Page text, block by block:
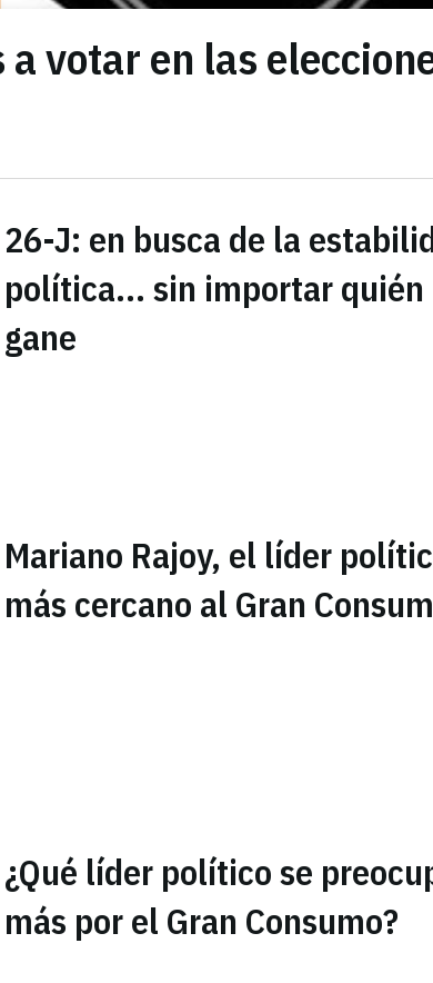
votar en las
26-J: en busca de la
política... sin importar quién
gane
Mariano Rajoy, el líder
más cercano al Gran
¿Qué líder político se
más por el Gran Consumo?